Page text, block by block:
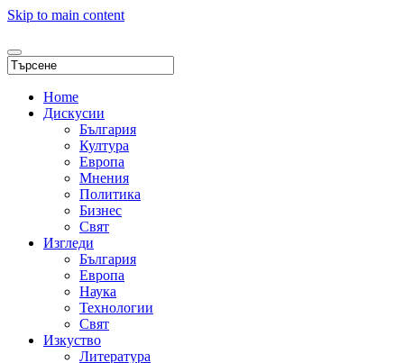
Skip to main content
Home
Дискусии
България
Култура
Европа
Мнения
Политика
Бизнес
Свят
Изгледи
България
Европа
Наука
Технологии
Свят
Изкуство
Литература